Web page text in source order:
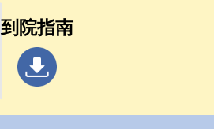
到院指南